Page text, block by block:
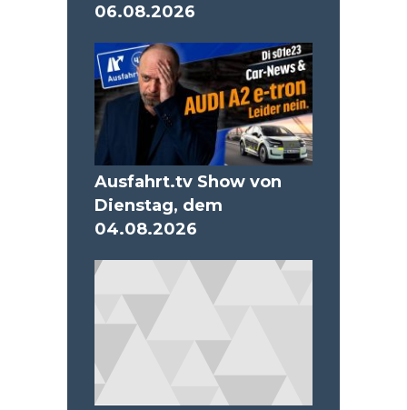
06.08.2026
Ausfahrt.tv Show von
Dienstag, dem
04.08.2026